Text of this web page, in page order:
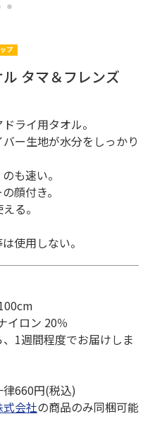
4
タマ＆フレンズ
ライ用タオル。
ー生地が水分をしっかり
も速い。
顔付き。
る。
使用しない。
イロン 20％
1週間程度でお届けしま
660円(税込)
会社の商品のみ同梱可能